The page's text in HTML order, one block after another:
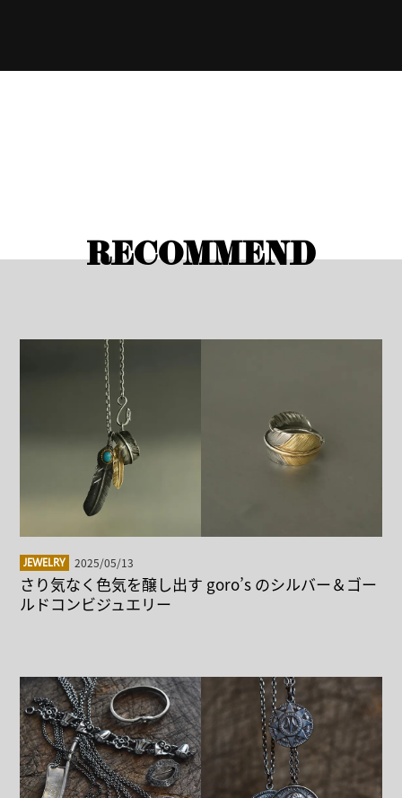
RECOMMEND
JEWELRY 2025/05/13
さり気なく色気を醸し出す goro’s のシルバー＆ゴー
ルドコンビジュエリー